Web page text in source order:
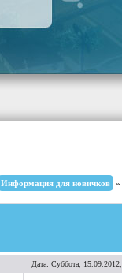
Информация для новичков »
Дата: Суббота,